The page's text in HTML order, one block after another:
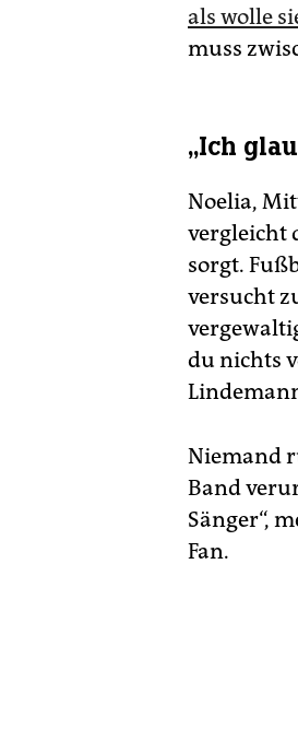
als wolle
muss
„Ich
Noelia,
vergleicht
sorgt.
versucht
du nichts
Niemand
Band
Sänger“,
Fan.